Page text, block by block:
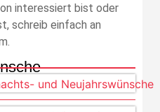
interessiert bist oder
schreib einfach an